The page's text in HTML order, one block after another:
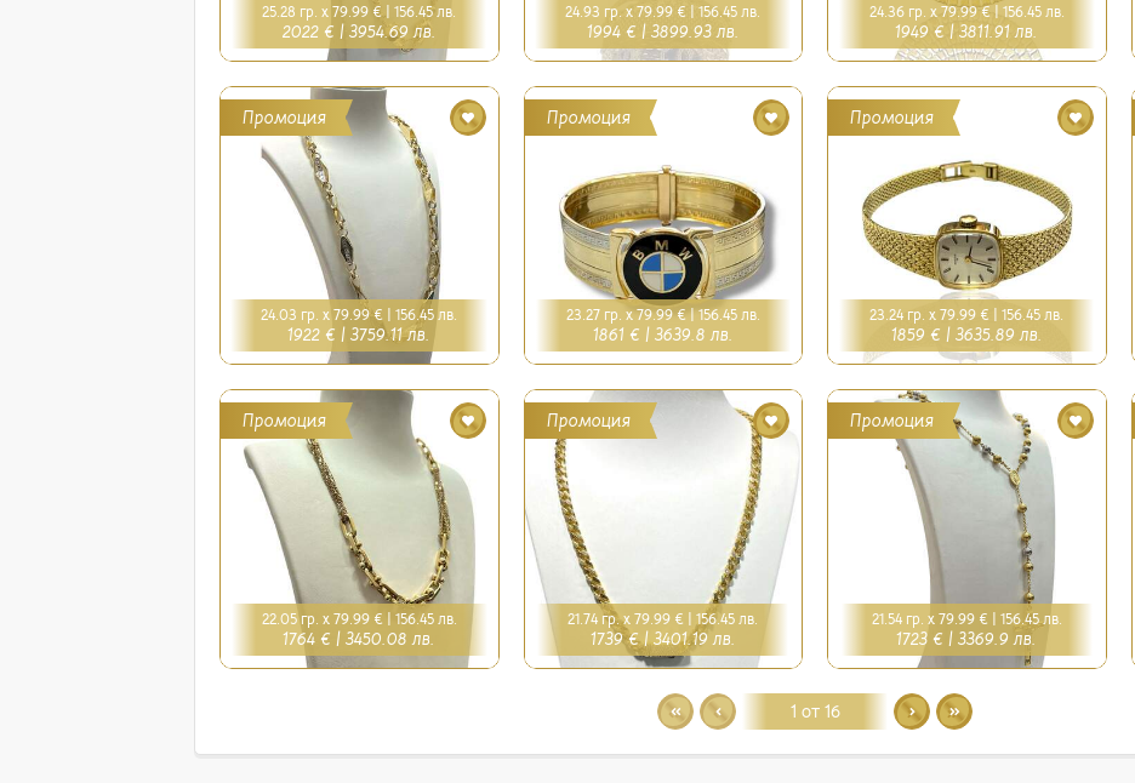
25.28 гр. x 79.99 € |156.45 лв.
2022 € | 3954.69 лв.
24.93 гр. x 79.99 € |156.45 лв.
1994 € | 3899.93 лв.
24.36 гр. x 79.99 € | 156.45 лв.
1949 € |3811.91 лв.
Промоция
24.03 гр. x 79.99 € |156.45 лв.
1922 € |3759.11 лв.
Промоция
23.27 гр. x 79.99 € | 156.45 лв.
1861 € | 3639.8 лв.
Промоция
23.24 гр. x 79.99 € |156.45 лв.
1859 € | 3635.89 лв.
Промоция
22.05 гр. x 79.99 € | 156.45 лв.
1764 € |3450.08 лв.
Промоция
21.74 гр. x 79.99 € |156.45 лв.
1739 € | 3401.19 лв.
Промоция
21.54 гр. x 79.99 € | 156.45 лв.
1723 € |3369.9 лв.
1 от 16